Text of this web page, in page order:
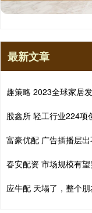
最新文章
趣策略 2023全球家居
股鑫所 轻工行业224项
富豪优配 广告插播层
春安配资 市场规模有
应牛配 天塌了，整个